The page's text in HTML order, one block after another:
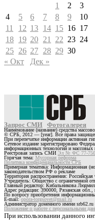
1
2
3
4
5 6 7 8 9
10
11
12 13 14 15 16 17
18 19 20 21 22 23 24
25 26 27 28 29 30
« Окт
Дек »
Запрос СМИ Фотогалерея
Наименование (название) средства
© СРБ, 2012 — [year]. Все права
При перепечатке информации активная
Сетевое издание зарегистрировано
информационных технологий и
Реестровая запись СМИ Эл № ФС 77-
Горячая тема: Мусорная реформа
Политика конфиденциальности СРБ
Примерная тематика: Информационная
законодательством РФ о рекламе
Территория распространения:
Учредитель: Общество с ограниченной
Главный редактор: Кибальникова
Адрес редакции: 390000, Рязанская
По вопросу приобретения
E-mail:opora-torgsovet@mail.ru
Администратор доменного имени
Положение о работе с персональными
При использовании данного